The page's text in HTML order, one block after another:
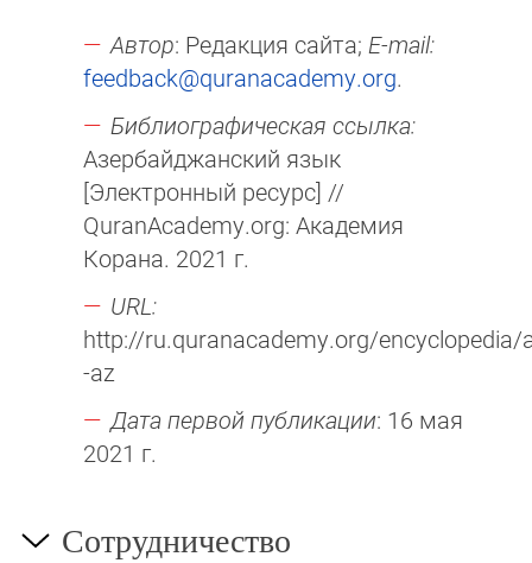
Автор: Редакция сайта; E-mail:
feedback@quranacademy.org.
Библиографическая ссылка:
Азербайджанский язык
[Электронный ресурс] //
QuranAcademy.org: Академия
Корана. 2021 г.
URL:
http://ru.quranacademy.org/encyclopedia/
-az
Дата первой публикации: 16 мая
2021 г.
Сотрудничество